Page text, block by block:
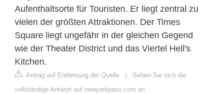
Aufenthaltsorte für Touristen. Er liegt zentral zu
vielen der größten Attraktionen. Der Times
Square liegt ungefähr in der gleichen Gegend
wie der Theater District und das Viertel Hell's
Kitchen.
Antrag auf Entfernung der Quelle
Sehen Sie sich die
vollständige Antwort auf newyorkpass.com an